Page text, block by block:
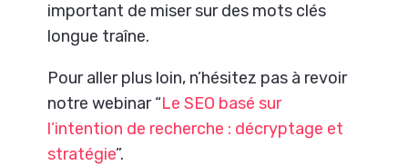
important de miser sur des mots clés
longue traîne.
Pour aller plus loin, n’hésitez pas à revoir
notre webinar “Le SEO basé sur
l’intention de recherche : décryptage et
stratégie”.